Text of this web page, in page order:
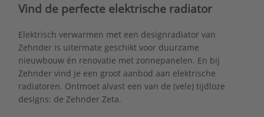
Vind de perfecte elektrische radiator
Elektrisch verwarmen met een designradiator van
Zehnder is uitermate geschikt voor duurzame
nieuwbouw én renovatie met zonnepanelen. En bij
Zehnder vind je een groot aanbod aan elektrische
radiatoren. Ontmoet alvast een van de (vele) tijdloze
designs: de Zehnder Zeta.